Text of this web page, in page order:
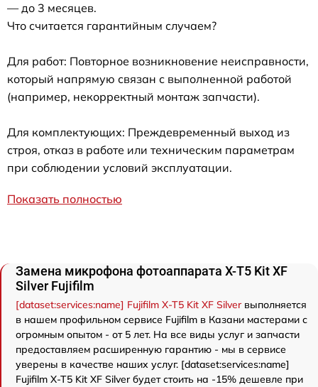
— до 3 месяцев.
Что считается гарантийным случаем?
Для работ: Повторное возникновение неисправности,
который напрямую связан с выполненной работой
(например, некорректный монтаж запчасти).
Для комплектующих: Преждевременный выход из
строя, отказ в работе или техническим параметрам
при соблюдении условий эксплуатации.
Показать полностью
Замена микрофона фотоаппарата X-T5 Kit XF
Silver Fujifilm
[dataset:services:name] Fujifilm X-T5 Kit XF Silverвыполняется
в нашем профильном сервисе Fujifilm в Казани мастерами с
огромным опытом - от 5 лет. На все виды услуг и запчасти
предоставляем расширенную гарантию - мы в сервисе
уверены в качестве наших услуг. [dataset:services:name]
Fujifilm X-T5 Kit XF Silver будет стоить на -15% дешевле при